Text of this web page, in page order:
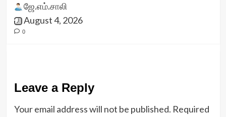
ஜே.எம்.சாலி
August 4, 2026
0
Leave a Reply
Your email address will not be published. Required